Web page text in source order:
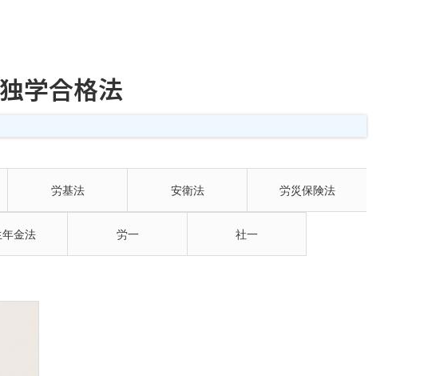
学合格法
労基法 安衛法 労災保険法
年金法 労一 社一